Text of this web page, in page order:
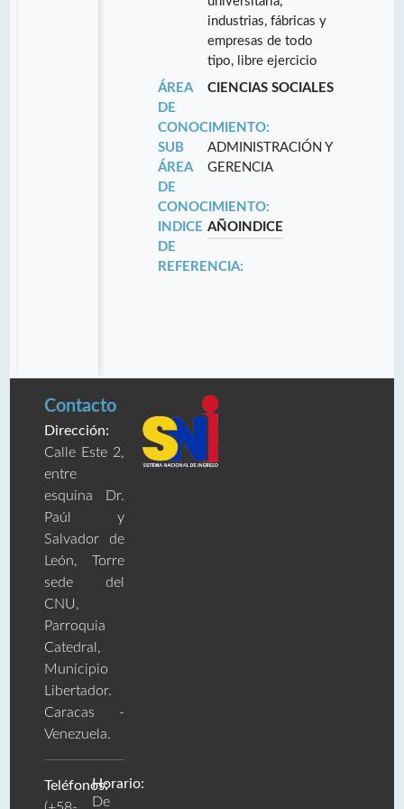
industrias, fábricas y
empresas de todo
tipo, libre ejercicio
ÁREA
DE
CONOCIMIENTO:
CIENCIAS SOCIALES
SUB
ÁREA
DE
CONOCIMIENTO:
ADMINISTRACIÓN Y
GERENCIA
INDICE
DE
REFERENCIA:
AÑO INDICE
Contacto
Dirección:
Calle Este 2,
entre
esquina Dr.
Paúl y
Salvador de
León, Torre
sede del
CNU,
Parroquia
Catedral,
Municipio
Libertador.
Caracas -
Venezuela.
Teléfonos:Horario:
De